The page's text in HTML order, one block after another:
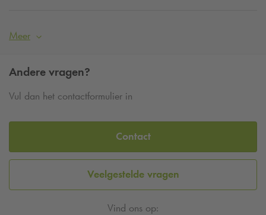
Meer
Andere vragen?
Vul dan het contactformulier in
Contact
Veelgestelde vragen
Vind ons op: